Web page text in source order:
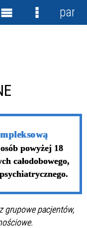
powyżej 18
całodobowego,
grupowe pacjentów,
Menu
panel